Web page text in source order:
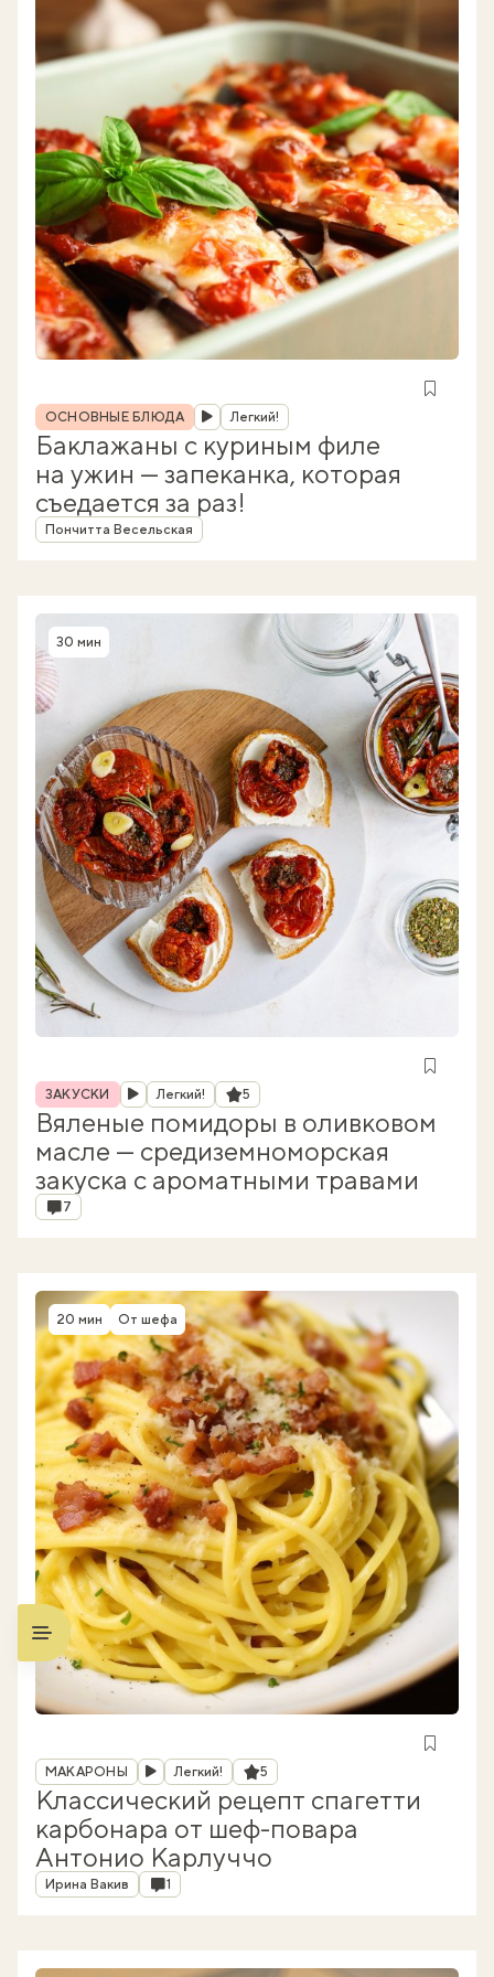
Рубрика
ОСНОВНЫЕ БЛЮДА Легкий!
Баклажаны с куриным филе
на ужин — запеканка, которая
съедается за раз!
Автор
Пончитта Весельская
Время приготовления
30 мин
Рубрика
ЗАКУСКИ Легкий! Рейтинг
5
Вяленые помидоры в оливковом
масле — средиземноморская
закуска с ароматными травами
Комментарии
7
Время приготовления
20 мин От шефа
Рубрика
МАКАРОНЫ Легкий! Рейтинг
5
Классический рецепт спагетти
карбонара от шеф-повара
Антонио Карлуччо
Автор
Ирина Вакив Комментарии
1